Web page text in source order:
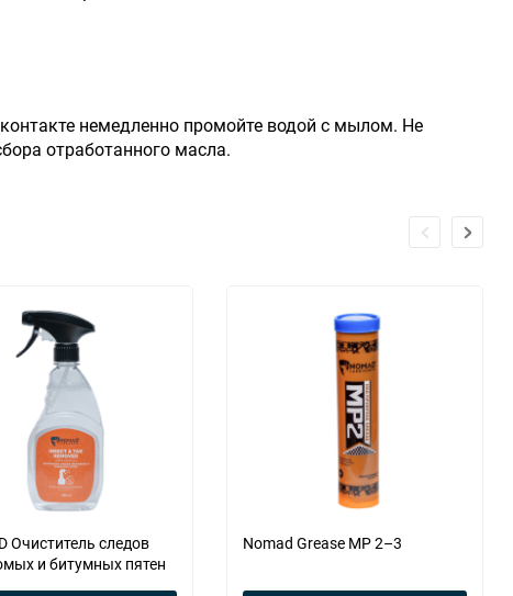
немедленно промойте водой с мылом. Не
отработанного масла.
Очиститель следов
и битумных пятен
Nomad Grease MP 2–3